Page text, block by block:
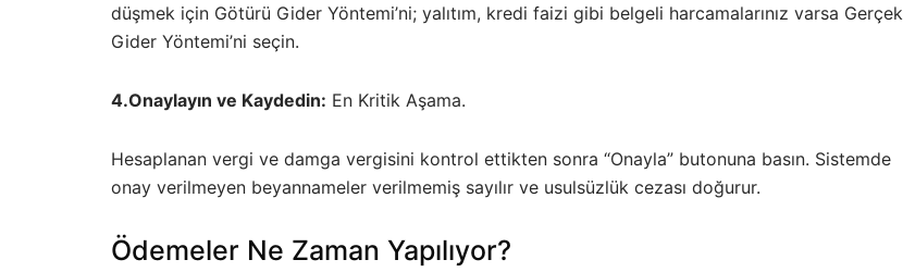
düşmek için Götürü Gider Yöntemi’ni; yalıtım, kredi faizi gibi belgeli harcamalarınız varsa Gerçek
Gider Yöntemi’ni seçin.
4.Onaylayın ve Kaydedin: En Kritik Aşama.
Hesaplanan vergi ve damga vergisini kontrol ettikten sonra “Onayla” butonuna basın. Sistemde
onay verilmeyen beyannameler verilmemiş sayılır ve usulsüzlük cezası doğurur.
Ödemeler Ne Zaman Yapılıyor?